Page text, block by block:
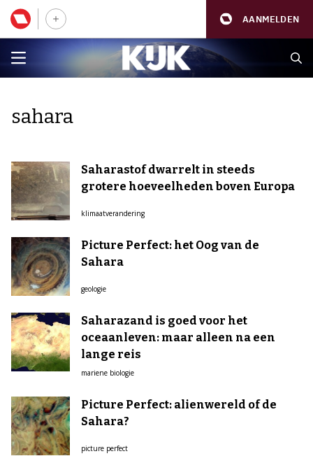
AANMELDEN
sahara
Saharastof dwarrelt in steeds
grotere hoeveelheden boven Europa
klimaatverandering
Picture Perfect: het Oog van de
Sahara
geologie
Saharazand is goed voor het
oceaanleven: maar alleen na een
lange reis
mariene biologie
Picture Perfect: alienwereld of de
Sahara?
picture perfect